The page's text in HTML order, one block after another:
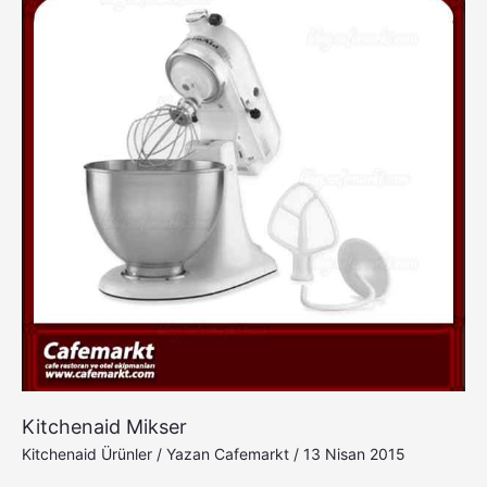
Kitchenaid Mikser
Kitchenaid Ürünler / Yazan Cafemarkt / 13 Nisan 2015